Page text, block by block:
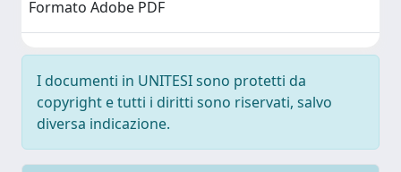
Formato Adobe PDF
I documenti in UNITESI sono protetti da
copyright e tutti i diritti sono riservati, salvo
diversa indicazione.